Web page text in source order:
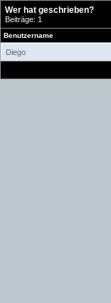
Wer hat geschrieben?
Beiträge: 1
Benutzername
Diego